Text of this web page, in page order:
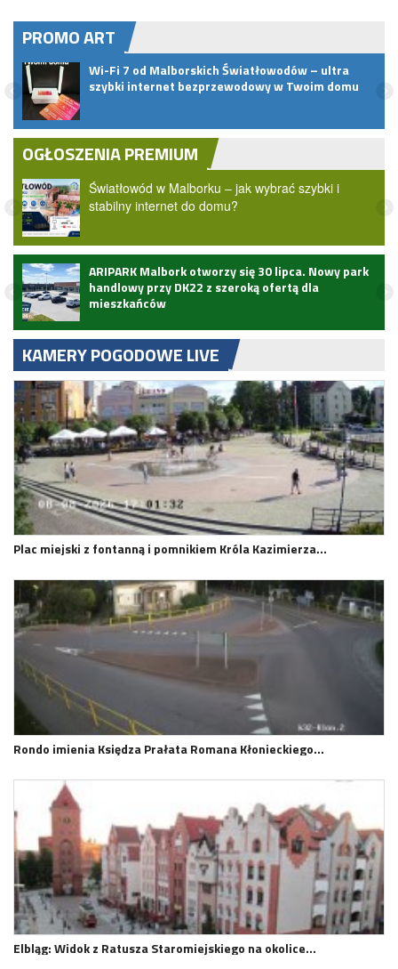
PROMO ART
Wi-Fi 7 od Malborskich Światłowodów – ultra
szybki internet bezprzewodowy w Twoim domu
OGŁOSZENIA PREMIUM
Światłowód w Malborku – jak wybrać szybki i
stabilny internet do domu?
ARIPARK Malbork otworzy się 30 lipca. Nowy park
handlowy przy DK22 z szeroką ofertą dla
mieszkańców
KAMERY POGODOWE LIVE
Plac miejski z fontanną i pomnikiem Króla Kazimierza…
Rondo imienia Księdza Prałata Romana Kłonieckiego…
Elbląg: Widok z Ratusza Staromiejskiego na okolice…